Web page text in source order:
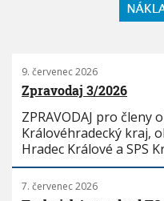
9. červenec 2026
Zpravodaj 3/2026
ZPRAVODAJ pro členy
Královéhradecký kraj,
Hradec Králové a SPS
7. červenec 2026